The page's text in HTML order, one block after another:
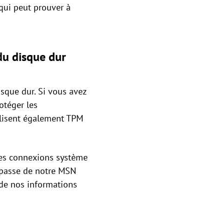
peut prouver à
disque dur
dur. Si vous avez
les
également TPM
connexions système
de notre MSN
nos informations